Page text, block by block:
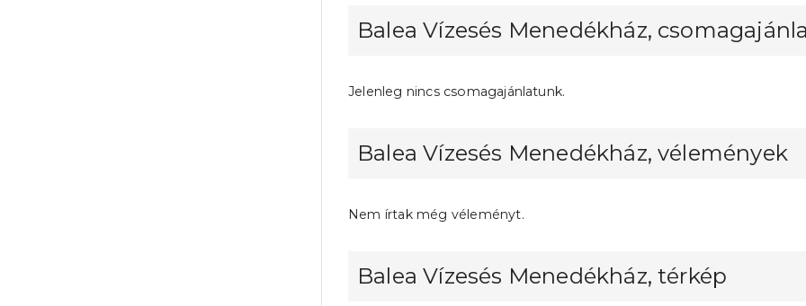
Balea Vízesés Menedékház,
Jelenleg nincs csomagajánlatunk.
Balea Vízesés Menedékház, vélemények
Nem írtak még véleményt.
Balea Vízesés Menedékház, térkép